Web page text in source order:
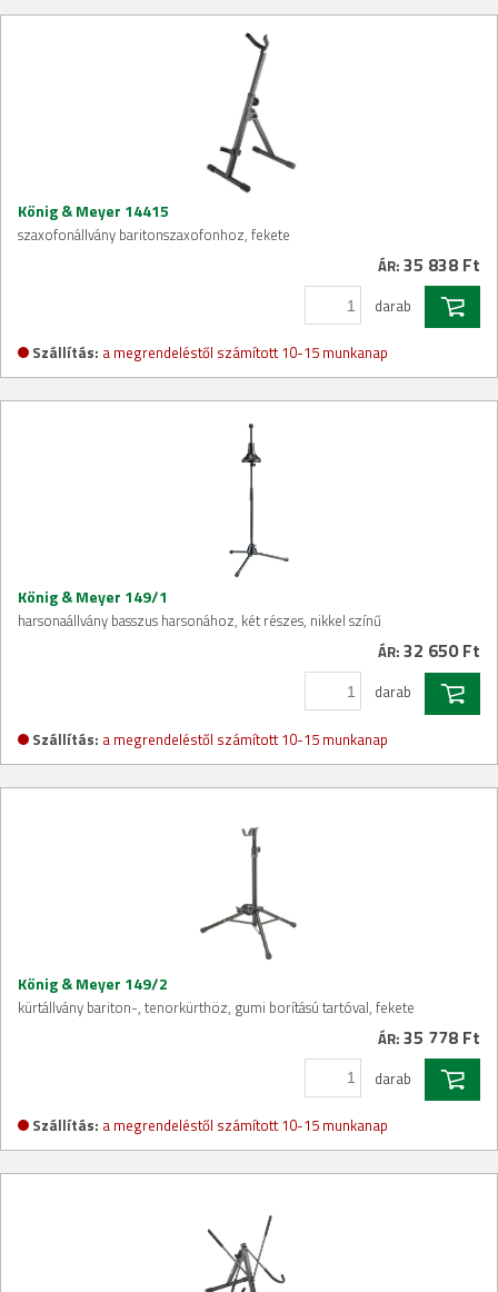
König & Meyer 14415
szaxofonállvány baritonszaxofonhoz, fekete
ÁR: 35 838 Ft
darab
Szállítás: a megrendeléstől számított 10-15 munkanap
König & Meyer 149/1
harsonaállvány basszus harsonához, két részes, nikkel színű
ÁR: 32 650 Ft
darab
Szállítás: a megrendeléstől számított 10-15 munkanap
König & Meyer 149/2
kürtállvány bariton-, tenorkürthöz, gumi borítású tartóval, fekete
ÁR: 35 778 Ft
darab
Szállítás: a megrendeléstől számított 10-15 munkanap